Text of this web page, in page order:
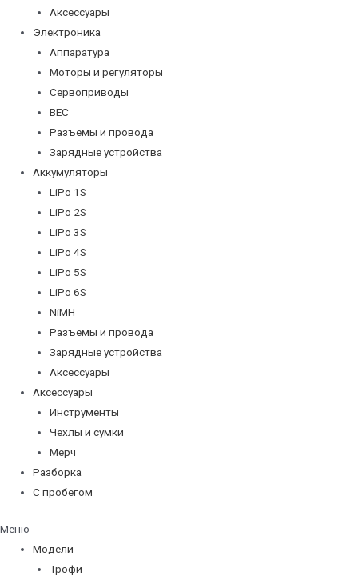
Аксессуары
Электроника
Аппаратура
Моторы и регуляторы
Сервоприводы
BEC
Разъемы и провода
Зарядные устройства
Аккумуляторы
LiPo 1S
LiPo 2S
LiPo 3S
LiPo 4S
LiPo 5S
LiPo 6S
NiMH
Разъемы и провода
Зарядные устройства
Аксессуары
Аксессуары
Инструменты
Чехлы и сумки
Мерч
Разборка
С пробегом
Меню
Модели
Трофи